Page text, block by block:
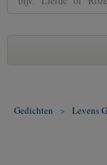
Gedichten > Levens